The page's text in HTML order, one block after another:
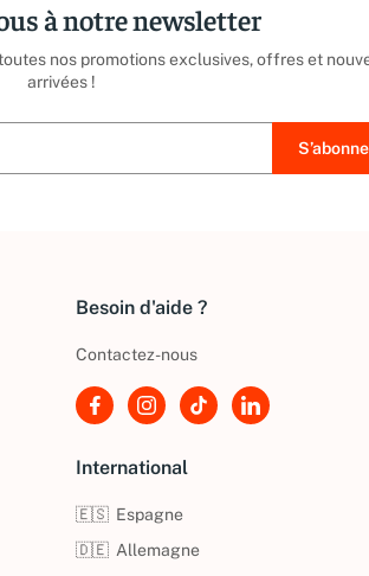
à notre newsletter
nos promotions exclusives, offres et
arrivées !
Besoin d'aide ?
Contactez-nous
International
🇪🇸 Espagne
🇩🇪 Allemagne